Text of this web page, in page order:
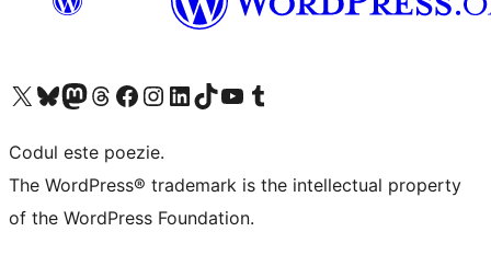
Mergi la contul nostru X (fost Twitter)
Vizitează contul nostru Bluesky
Vizitează contul nostru Mastodon
Vizitează contul nostru Threads
Vizitează pagina noastră Facebook
Vizitează-ne pe Instagram
Vizitează-ne pe LinkedIn
Vizitează contul nostru TikTok
Vizitează canalul nostru YouTube
Vizitează contul nostru Tumblr
Codul este poezie.
The WordPress® trademark is the intellectual property
of the WordPress Foundation.